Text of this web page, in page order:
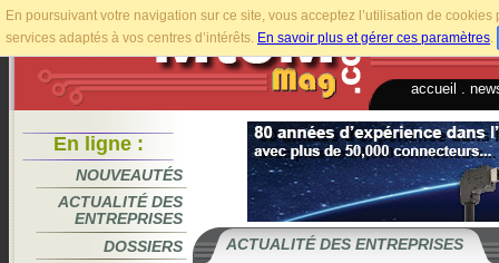
En poursuivant votre navigation sur ce site, vous acceptez l’utilisation de
services adaptés à vos centres d’intérêts. En savoir plus et gérer ces paramètres.
accueil
En ligne :
NOUVEAUTÉS
ACTUALITÉ DES
ENTREPRISES
DOSSIERS
ACTUALITÉ DES ENTREPRISES